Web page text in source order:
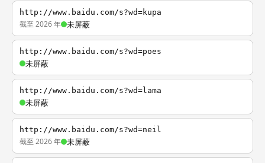
http://www.baidu.com/s?wd=kupa
截至 2026 年 未屏蔽
http://www.baidu.com/s?wd=poes
未屏蔽
http://www.baidu.com/s?wd=lama
未屏蔽
http://www.baidu.com/s?wd=neil
截至 2026 年 未屏蔽